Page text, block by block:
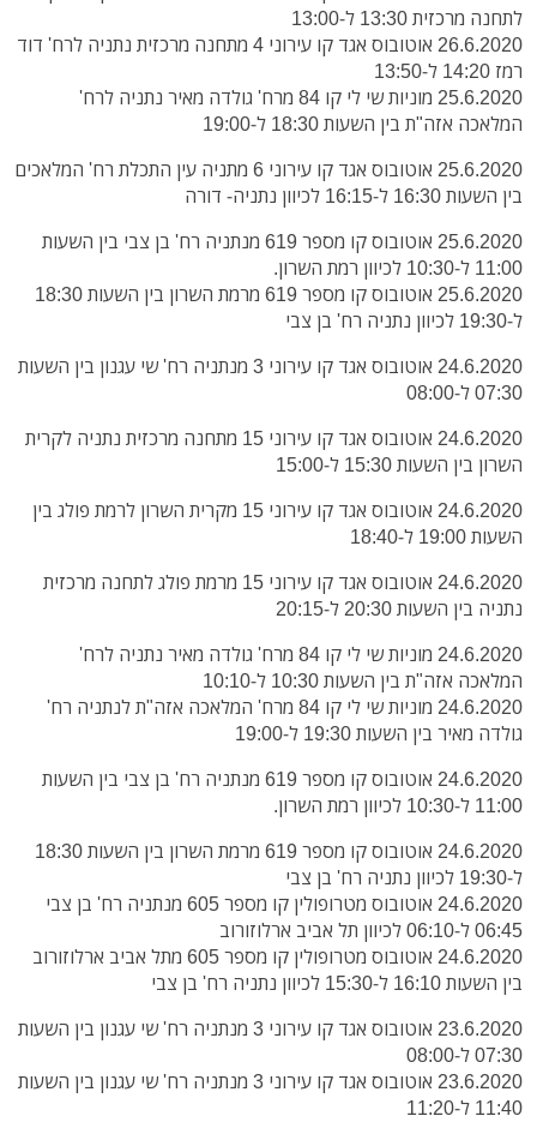
לתחנה מרכזית 13:30 ל-13:00
26.6.2020 אוטובוס אגד קו עירוני 4 מתחנה מרכזית נתניה לרח' דוד
רמז 14:20 ל-13:50
25.6.2020 מוניות שי לי קו 84 מרח' גולדה מאיר נתניה לרח'
המלאכה אזה"ת בין השעות 18:30 ל-19:00
25.6.2020 אוטובוס אגד קו עירוני 6 מתניה עין התכלת רח' המלאכים
בין השעות 16:30 ל-16:15 לכיוון נתניה- דורה
25.6.2020 אוטובוס קו מספר 619 מנתניה רח' בן צבי בין השעות
11:00 ל-10:30 לכיוון רמת השרון.
25.6.2020 אוטובוס קו מספר 619 מרמת השרון בין השעות 18:30
ל-19:30 לכיוון נתניה רח' בן צבי
24.6.2020 אוטובוס אגד קו עירוני 3 מנתניה רח' שי עגנון בין השעות
07:30 ל-08:00
24.6.2020 אוטובוס אגד קו עירוני 15 מתחנה מרכזית נתניה לקרית
השרון בין השעות 15:30 ל-15:00
24.6.2020 אוטובוס אגד קו עירוני 15 מקרית השרון לרמת פולג בין
השעות 19:00 ל-18:40
24.6.2020 אוטובוס אגד קו עירוני 15 מרמת פולג לתחנה מרכזית
נתניה בין השעות 20:30 ל-20:15
24.6.2020 מוניות שי לי קו 84 מרח' גולדה מאיר נתניה לרח'
המלאכה אזה"ת בין השעות 10:30 ל-10:10
24.6.2020 מוניות שי לי קו 84 מרח' המלאכה אזה"ת לנתניה רח'
גולדה מאיר בין השעות 19:30 ל-19:00
24.6.2020 אוטובוס קו מספר 619 מנתניה רח' בן צבי בין השעות
11:00 ל-10:30 לכיוון רמת השרון.
24.6.2020 אוטובוס קו מספר 619 מרמת השרון בין השעות 18:30
ל-19:30 לכיוון נתניה רח' בן צבי
24.6.2020 אוטובוס מטרופולין קו מספר 605 מנתניה רח' בן צבי
06:45 ל-06:10 לכיוון תל אביב ארלוזורוב
24.6.2020 אוטובוס מטרופולין קו מספר 605 מתל אביב ארלוזורוב
בין השעות 16:10 ל-15:30 לכיוון נתניה רח' בן צבי
23.6.2020 אוטובוס אגד קו עירוני 3 מנתניה רח' שי עגנון בין השעות
07:30 ל-08:00
23.6.2020 אוטובוס אגד קו עירוני 3 מנתניה רח' שי עגנון בין השעות
11:40 ל-11:20